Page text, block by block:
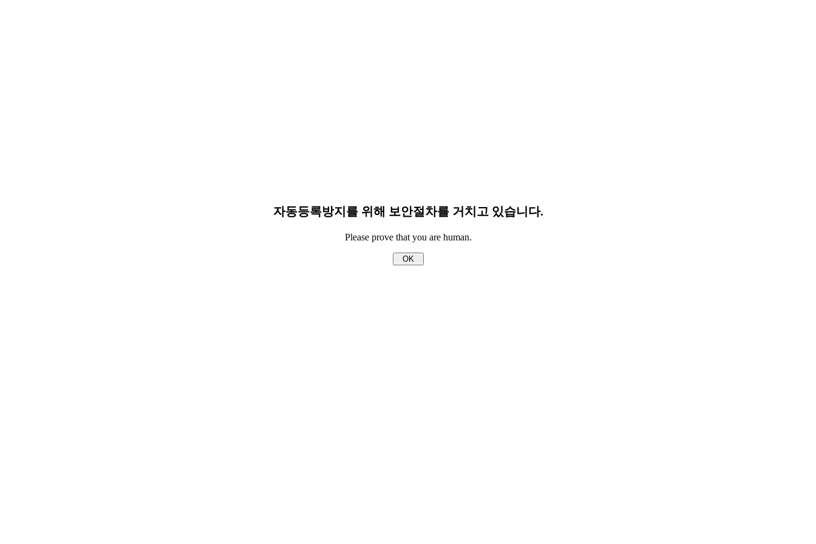
자동등록방지를 위해 보안절차를 거치고 있습니다.
Please prove that you are human.